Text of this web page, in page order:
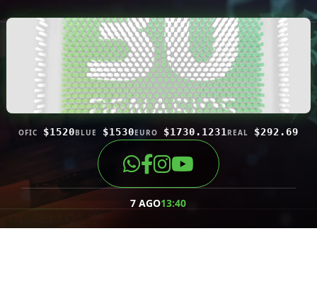
OFIC $1520BLUE $1530EURO $1730.1231 REAL $292.69
7 AGO13:40